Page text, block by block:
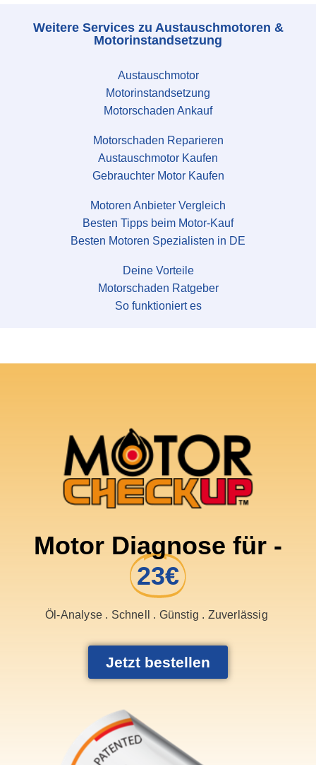
Weitere Services zu Austauschmotoren &
Motorinstandsetzung
Austauschmotor
Motorinstandsetzung
Motorschaden Ankauf
Motorschaden Reparieren
Austauschmotor Kaufen
Gebrauchter Motor Kaufen
Motoren Anbieter Vergleich
Besten Tipps beim Motor-Kauf
Besten Motoren Spezialisten in DE
Deine Vorteile
Motorschaden Ratgeber
So funktioniert es
Motor Diagnose für -
23€
Öl-Analyse . Schnell . Günstig . Zuverlässig
Jetzt bestellen